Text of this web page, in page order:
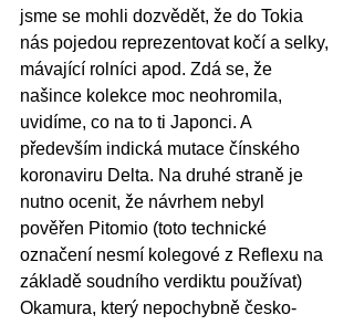
jsme se mohli dozvědět, že do Tokia
nás pojedou reprezentovat kočí a selky,
mávající rolníci apod. Zdá se, že
našince kolekce moc neohromila,
uvidíme, co na to ti Japonci. A
především indická mutace čínského
koronaviru Delta. Na druhé straně je
nutno ocenit, že návrhem nebyl
pověřen Pitomio (toto technické
označení nesmí kolegové z Reflexu na
základě soudního verdiktu používat)
Okamura, který nepochybně česko-